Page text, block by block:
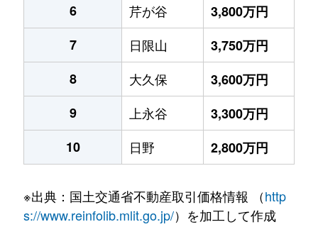
6
芹が谷
3,800万円
7
日限山
3,750万円
8
大久保
3,600万円
9
上永谷
3,300万円
10
日野 2,800万円
※出典：国土交通省不動産取引価格情報 （http
s://www.reinfolib.mlit.go.jp/）を加工して作成